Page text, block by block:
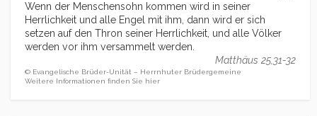
Wenn der Menschensohn kommen wird in seiner
Herrlichkeit und alle Engel mit ihm, dann wird er sich
setzen auf den Thron seiner Herrlichkeit, und alle Völker
werden vor ihm versammelt werden.
Matthäus 25,31-32
© Evangelische Brüder-Unität – Herrnhuter Brüdergemeine
Weitere Informationen finden Sie hier